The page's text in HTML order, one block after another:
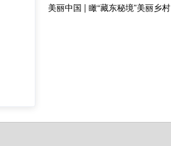
美丽中国 | 瞰“藏东秘境”美丽乡村